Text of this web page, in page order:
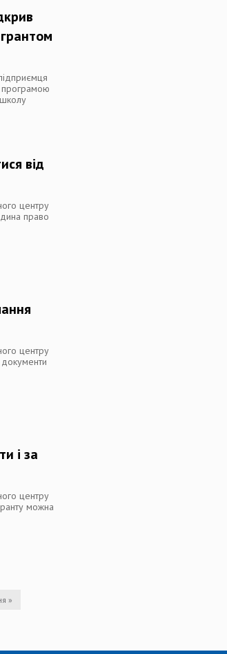
програмою
від
центру
право
центру
документи
і за
центру
можна
»